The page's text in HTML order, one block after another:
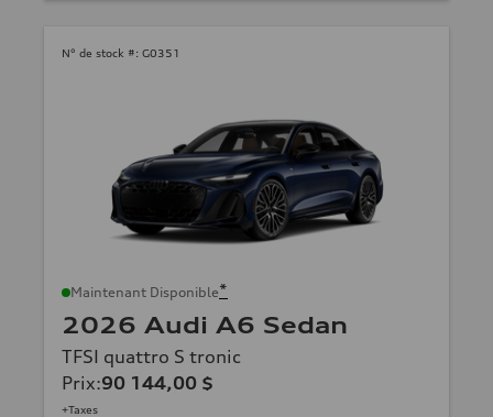
N° de stock #: G0351
Maintenant Disponible*
2026 Audi A6 Sedan
TFSI quattro S tronic
Prix:90 144,00 $
+Taxes